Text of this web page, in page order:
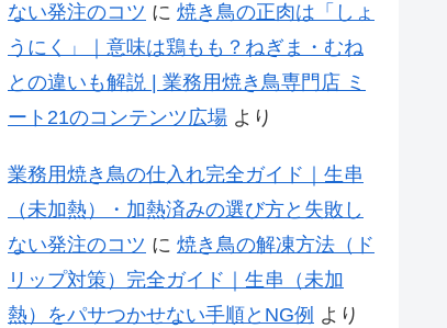
ない発注のコツ に 焼き鳥の正肉は「しょ
うにく」｜意味は鶏もも？ねぎま・むね
との違いも解説 | 業務用焼き鳥専門店 ミ
ート21のコンテンツ広場 より
業務用焼き鳥の仕入れ完全ガイド｜生串
（未加熱）・加熱済みの選び方と失敗し
ない発注のコツ に 焼き鳥の解凍方法（ド
リップ対策）完全ガイド｜生串（未加
熱）をパサつかせない手順とNG例 より